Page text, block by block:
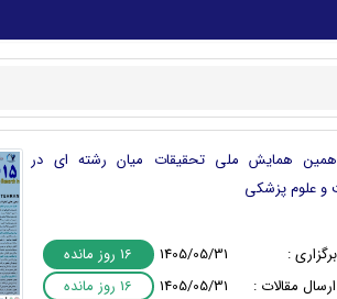
همایش ملی تحقیقات میان رشته ای در
و علوم پزشکی
:
1405/05/31
16 روز مانده
مقالات :
1405/05/31
16 روز مانده